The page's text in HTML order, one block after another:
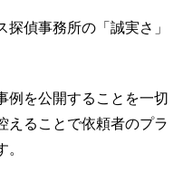
偵事務所の「誠実さ」
例を公開することを一切
えることで依頼者のプラ